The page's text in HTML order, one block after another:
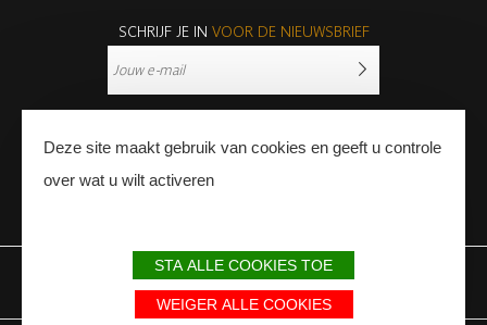
SCHRIJF JE IN VOOR DE NIEUWSBRIEF
WETTELIJKE BEPALINGEN SITEMAP
Deze site maakt gebruik van cookies en geeft u controle
over wat u wilt activeren
STA ALLE COOKIES TOE
WEIGER ALLE COOKIES